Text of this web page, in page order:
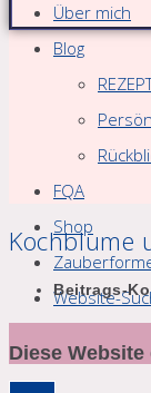
Über mich
Blog
FQA
Shop
Website-
Diese
Kochblume
Beitrags-